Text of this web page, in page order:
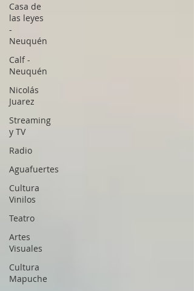
Casa de
las leyes
-
Neuquén
Calf -
Neuquén
Nicolás
Juarez
Streaming
y TV
Radio
Aguafuertes
Cultura
Vinilos
Teatro
Artes
Visuales
Cultura
Mapuche